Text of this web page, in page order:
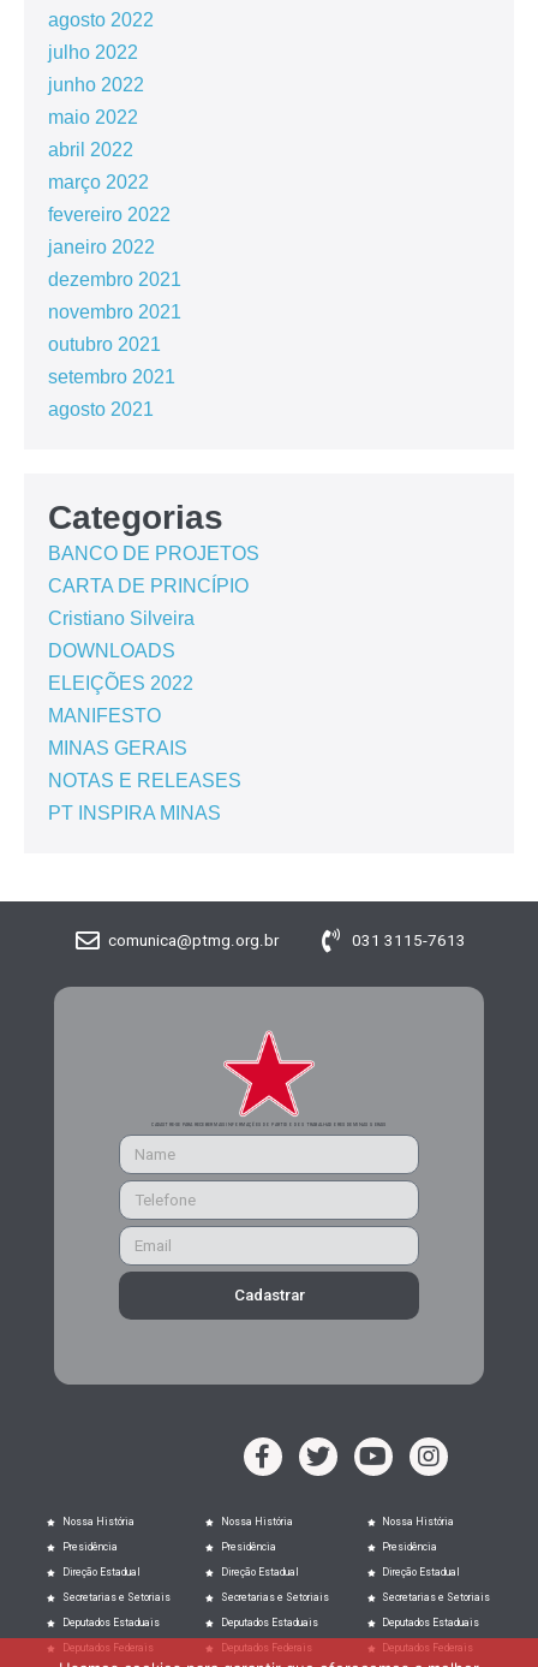
agosto 2022
julho 2022
junho 2022
maio 2022
abril 2022
março 2022
fevereiro 2022
janeiro 2022
dezembro 2021
novembro 2021
outubro 2021
setembro 2021
agosto 2021
Categorias
BANCO DE PROJETOS
CARTA DE PRINCÍPIO
Cristiano Silveira
DOWNLOADS
ELEIÇÕES 2022
MANIFESTO
MINAS GERAIS
NOTAS E RELEASES
PT INSPIRA MINAS
comunica@ptmg.org.br 031 3115-7613
CADASTRE-SE PARA RECEBER MAIS INFORMAÇÕES DO PARTIDO DOS TRABALHADORES DE MINAS GERAIS
Cadastrar
Nossa História
Presidência
Direção Estadual
Secretarias e Setoriais
Deputados Estaduais
Deputados Federais
Nossa História
Presidência
Direção Estadual
Secretarias e Setoriais
Deputados Estaduais
Deputados Federais
Nossa História
Presidência
Direção Estadual
Secretarias e Setoriais
Deputados Estaduais
Deputados Federais